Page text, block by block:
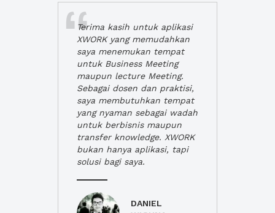
Terima kasih untuk aplikasi
XWORK yang memudahkan
saya menemukan tempat
untuk Business Meeting
maupun lecture Meeting.
Sebagai dosen dan praktisi,
saya membutuhkan tempat
yang nyaman sebagai wadah
untuk berbisnis maupun
transfer knowledge. XWORK
bukan hanya aplikasi, tapi
solusi bagi saya.
DANIEL